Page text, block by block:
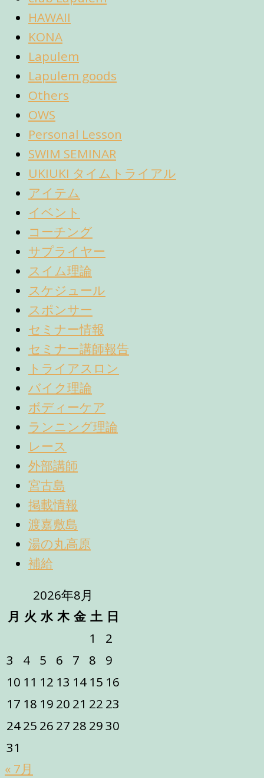
HAWAII
KONA
Lapulem
Lapulem goods
Others
OWS
Personal Lesson
SWIM SEMINAR
UKIUKI タイムトライアル
アイテム
イベント
コーチング
サプライヤー
スイム理論
スケジュール
スポンサー
セミナー情報
セミナー講師報告
トライアスロン
バイク理論
ボディーケア
ランニング理論
レース
外部講師
宮古島
掲載情報
渡嘉敷島
湯の丸高原
補給
2026年8月
月 火 水 木 金 土 日
1
2
3
4 5 6 7 8
9
10 11 12 13 14 15 16
17 18 19 20 21 22 23
2425 26 27 28 2930
31
« 7月